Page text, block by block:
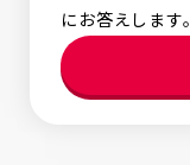
にお答えします。